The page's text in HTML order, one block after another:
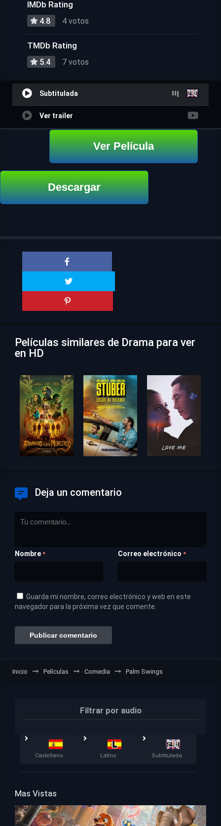
IMDb Rating
4.8 4 votos
TMDb Rating
5.4 7 votos
Subtitulada
Ver trailer
Ver Película
Descargar
Películas similares de Drama para ver
en HD
Deja un comentario
Nombre * Correo electrónico *
Guarda mi nombre, correo electrónico y web en este
navegador para la próxima vez que comente.
Inicio Películas Comedia Palm Swings
Filtrar por audio
Castellano Latino Subtitulada
Mas Vistas